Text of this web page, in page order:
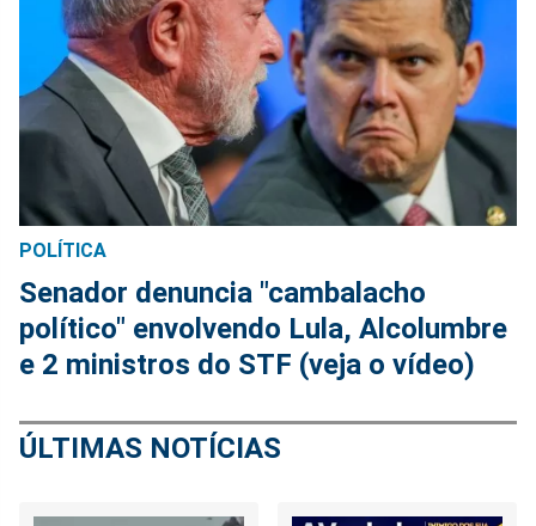
POLÍTICA
Senador denuncia "cambalacho
político" envolvendo Lula, Alcolumbre
e 2 ministros do STF (veja o vídeo)
ÚLTIMAS NOTÍCIAS